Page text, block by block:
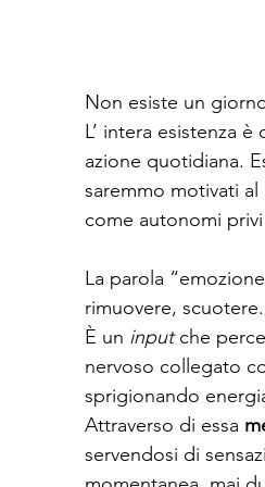
Non esiste un
L’ intera esistenza
azione quotidiana.
saremmo motivati
come autonomi
La parola
rimuovere, scuotere.
È un input che
nervoso collegato
sprigionando
Attraverso di essa
servendosi di